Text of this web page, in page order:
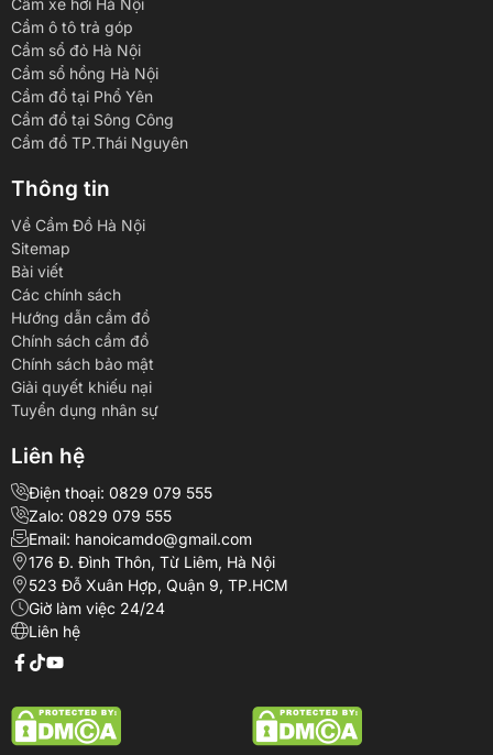
Cầm ô tô trả góp
Cầm sổ đỏ Hà Nội
Cầm sổ hồng Hà Nội
Cầm đồ tại Phổ Yên
Cầm đồ tại Sông Công
Cầm đồ TP.Thái Nguyên
Thông tin
Về Cầm Đồ Hà Nội
Sitemap
Bài viết
Các chính sách
Hướng dẫn cầm đồ
Chính sách cầm đồ
Chính sách bảo mật
Giải quyết khiếu nại
Tuyển dụng nhân sự
Liên hệ
Điện thoại: 0829 079 555
Zalo: 0829 079 555
Email: hanoicamdo@gmail.com
176 Đ. Đình Thôn, Từ Liêm, Hà Nội
523 Đỗ Xuân Hợp, Quận 9, TP.HCM
Giờ làm việc 24/24
Liên hệ